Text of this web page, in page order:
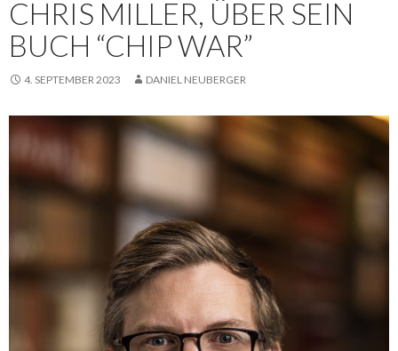
CHRIS MILLER, ÜBER SEIN
BUCH “CHIP WAR”
4. SEPTEMBER 2023 DANIEL NEUBERGER